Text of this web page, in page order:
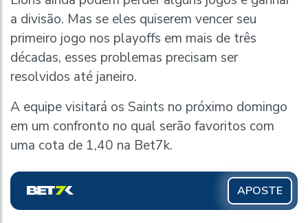
a divisão. Mas se eles quiserem vencer seu
primeiro jogo nos playoffs em mais de três
décadas, esses problemas precisam ser
resolvidos até janeiro.
A equipe visitará os Saints no próximo domingo
em um confronto no qual serão favoritos com
uma cota de 1,40 na Bet7k.
APOSTE